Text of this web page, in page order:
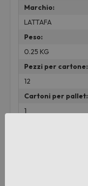
Marchio:
LATTAFA
Peso:
0.25 KG
Pezzi per cartone:
12
Cartoni per pallet:
1